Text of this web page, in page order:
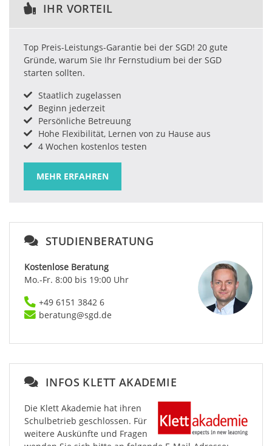
IHR VORTEIL
Top Preis-Leistungs-Garantie bei der SGD! 20 gute
Gründe, warum Sie Ihr Fernstudium bei der SGD
starten sollten.
Staatlich zugelassen
Beginn jederzeit
Persönliche Betreuung
Hohe Flexibilität, Lernen von zu Hause aus
4 Wochen kostenlos testen
MEHR ERFAHREN
STUDIENBERATUNG
Kostenlose Beratung
Mo.-Fr. 8:00 bis 19:00 Uhr
+49 6151 3842 6
beratung@sgd.de
INFOS KLETT AKADEMIE
Die Klett Akademie hat ihren
Schulbetrieb geschlossen. Für
weitere Auskünfte und Fragen